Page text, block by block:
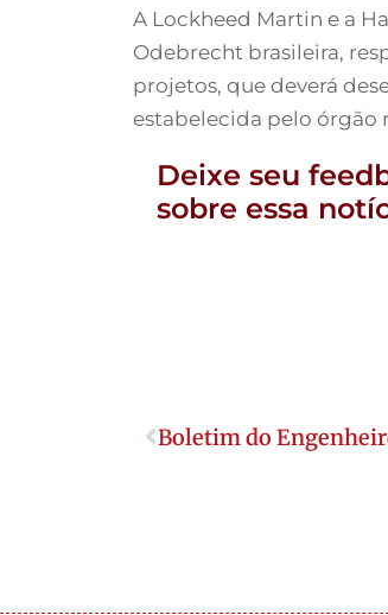
A Lockheed Martin e a
Odebrecht brasileira,
projetos, que deverá
estabelecida pelo órgão
Deixe seu
sobre essa
Boletim do